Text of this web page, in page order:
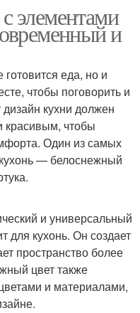
элементами
и
еда, но и
чтобы поговорить и
кухни должен
красивым, чтобы
Один из самых
— белоснежный
и универсальный
для кухонь. Он создает
пространство более
цвет также
и материалами,